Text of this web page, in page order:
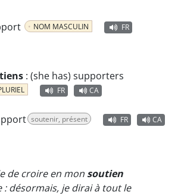
NOM MASCULIN
FR
: (she has) supporters
FR CA
soutenir, présent FR CA
de croire en mon soutien
: désormais, je dirai à tout le